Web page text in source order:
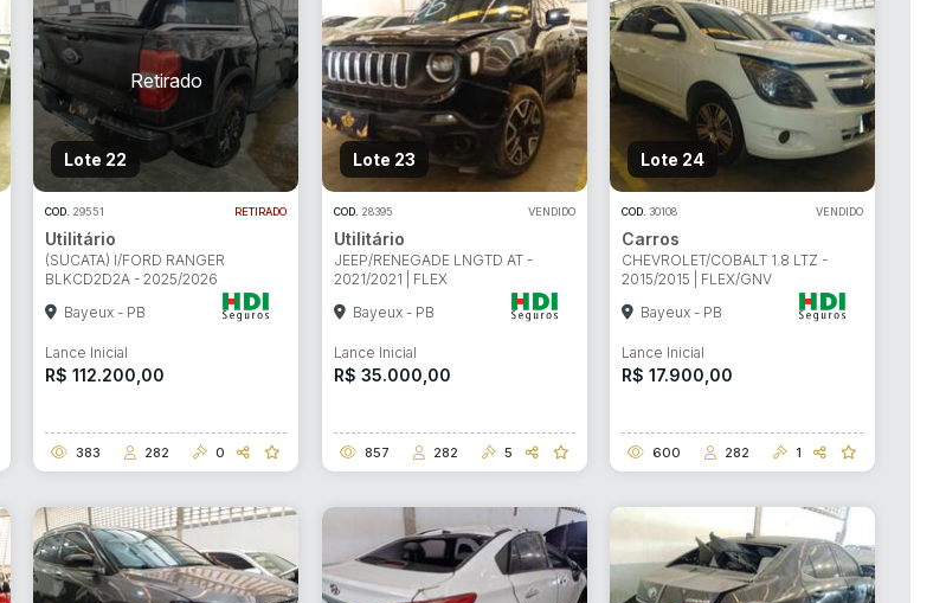
Lote 22
COD. 29551 RETIRADO
Utilitário
(SUCATA) I/FORD RANGER
BLKCD2D2A - 2025/2026
Bayeux - PB
Lance Inicial
R$ 112.200,00
383 282 0
Lote 23
COD. 28395 VENDIDO
Utilitário
JEEP/RENEGADE LNGTD AT -
2021/2021 | FLEX
Bayeux - PB
Lance Inicial
R$ 35.000,00
857 282 5
Lote 24
COD. 30108 VENDIDO
Carros
CHEVROLET/COBALT 1.8 LTZ -
2015/2015 | FLEX/GNV
Bayeux - PB
Lance Inicial
R$ 17.900,00
600 282 1